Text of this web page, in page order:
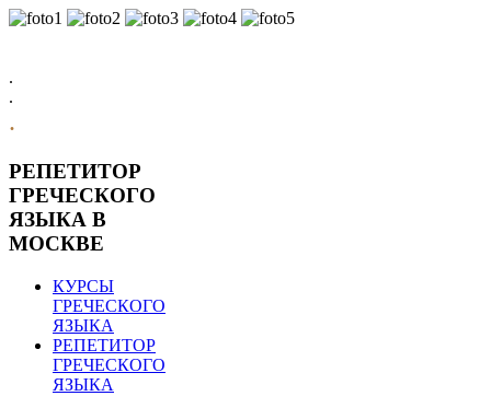
.
.
.
РЕПЕТИТОР
ГРЕЧЕСКОГО
ЯЗЫКА В
МОСКВЕ
КУРСЫ
ГРЕЧЕСКОГО
ЯЗЫКА
РЕПЕТИТОР
ГРЕЧЕСКОГО
ЯЗЫКА